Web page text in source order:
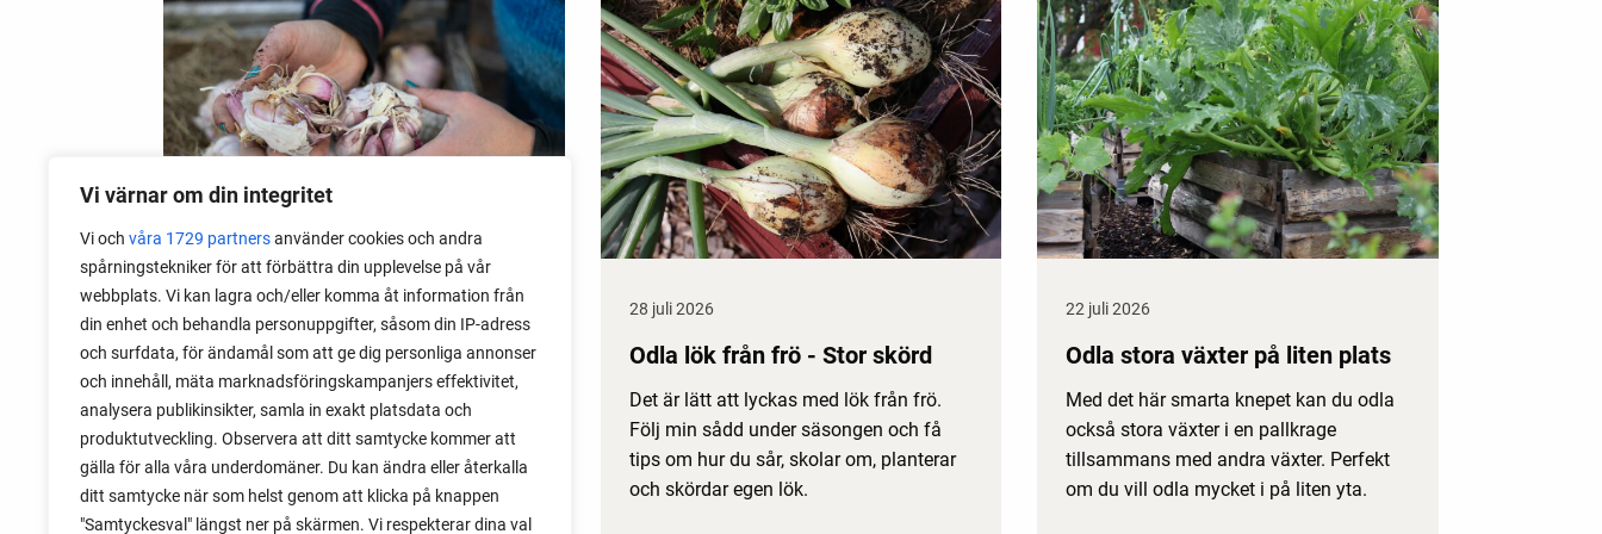
Vi värnar om din integritet
Vi och våra 1729 partnersanvänder cookies och andra
spårningstekniker för att förbättra din upplevelse på vår
webbplats. Vi kan lagra och/eller komma åt information från
din enhet och behandla personuppgifter, såsom din IP-adress
och surfdata, för ändamål som att ge dig personliga annonser
och innehåll, mäta marknadsföringskampanjers effektivitet,
analysera publikinsikter, samla in exakt platsdata och
produktutveckling. Observera att ditt samtycke kommer att
gälla för alla våra underdomäner. Du kan ändra eller återkalla
ditt samtycke när som helst genom att klicka på knappen
"Samtyckesval" längst ner på skärmen. Vi respekterar dina val
06 augusti 2026
Sätta vitlök på våren i Sverige
Om du har tur med vädret kan det gå fint
att sätta vitlök också på våren. Men
tillförlitligast är att sätta vitlök på hösten
och vintern.
28 juli 2026
Odla lök från frö - Stor skörd
Det är lätt att lyckas med lök från frö.
Följ min sådd under säsongen och få
tips om hur du sår, skolar om, planterar
och skördar egen lök.
22 juli 2026
Odla stora växter på liten plats
Med det här smarta knepet kan du odla
också stora växter i en pallkrage
tillsammans med andra växter. Perfekt
om du vill odla mycket i på liten yta.